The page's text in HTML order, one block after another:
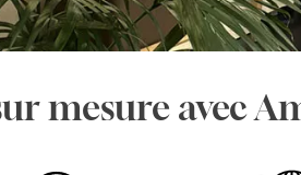
mesure avec